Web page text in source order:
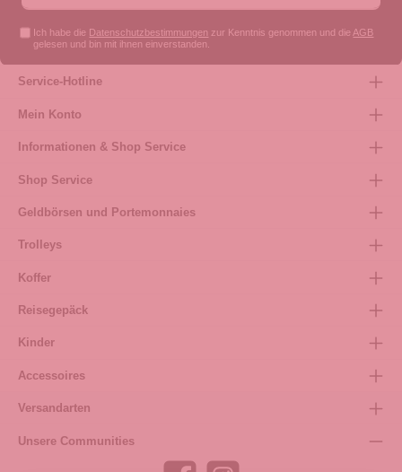
Ich habe die Datenschutzbestimmungen zur Kenntnis genommen und die AGB
gelesen und bin mit ihnen einverstanden.
Service-Hotline
Mein Konto
Informationen & Shop Service
Shop Service
Geldbörsen und Portemonnaies
Trolleys
Koffer
Reisegepäck
Kinder
Accessoires
Versandarten
Unsere Communities